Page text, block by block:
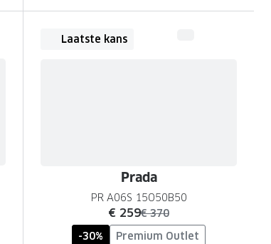
Laatste kans
Prada
PR A06S 15O50B50
nu:
€ 259was:
€ 370
-30%
Premium Outlet